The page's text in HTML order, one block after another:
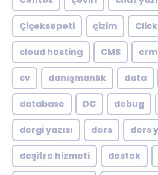
Çiçeksepeti çizim
cloud hosting CMS crm
cv danışmanlık data
database DC debug
dergi yazısı ders ders
deşifre hizmeti destek